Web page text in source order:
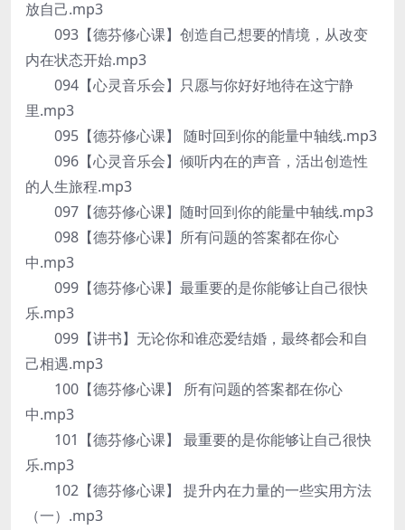
放自己.mp3
093【德芬修心课】创造自己想要的情境，从改变
内在状态开始.mp3
094【心灵音乐会】只愿与你好好地待在这宁静
里.mp3
095【德芬修心课】 随时回到你的能量中轴线.mp3
096【心灵音乐会】倾听内在的声音，活出创造性
的人生旅程.mp3
097【德芬修心课】随时回到你的能量中轴线.mp3
098【德芬修心课】所有问题的答案都在你心
中.mp3
099【德芬修心课】最重要的是你能够让自己很快
乐.mp3
099【讲书】无论你和谁恋爱结婚，最终都会和自
己相遇.mp3
100【德芬修心课】 所有问题的答案都在你心
中.mp3
101【德芬修心课】 最重要的是你能够让自己很快
乐.mp3
102【德芬修心课】 提升内在力量的一些实用方法
（一）.mp3